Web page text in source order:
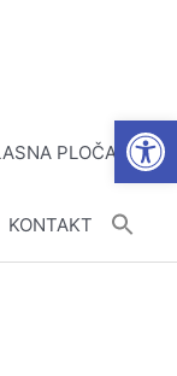
PLOČA
KONTAKT